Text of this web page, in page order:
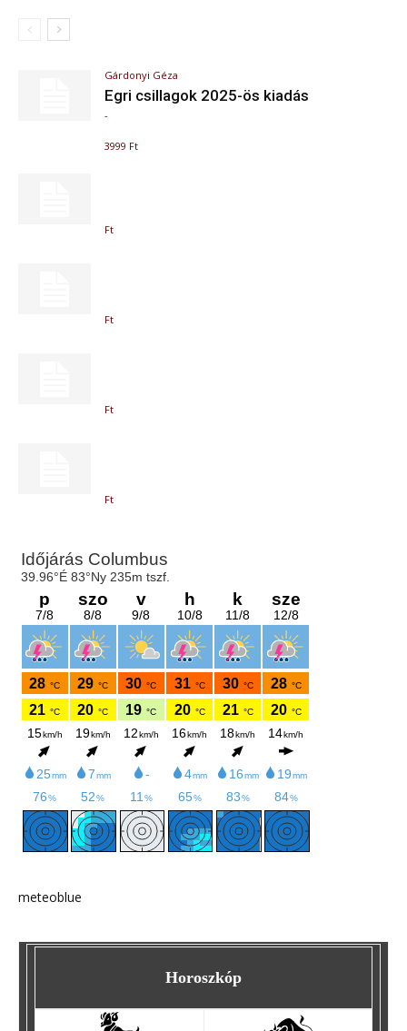
Gárdonyi Géza
Egri csillagok 2025-ös kiadás
-
3999 Ft
Ft
Ft
Ft
Ft
meteoblue
Horoszkóp